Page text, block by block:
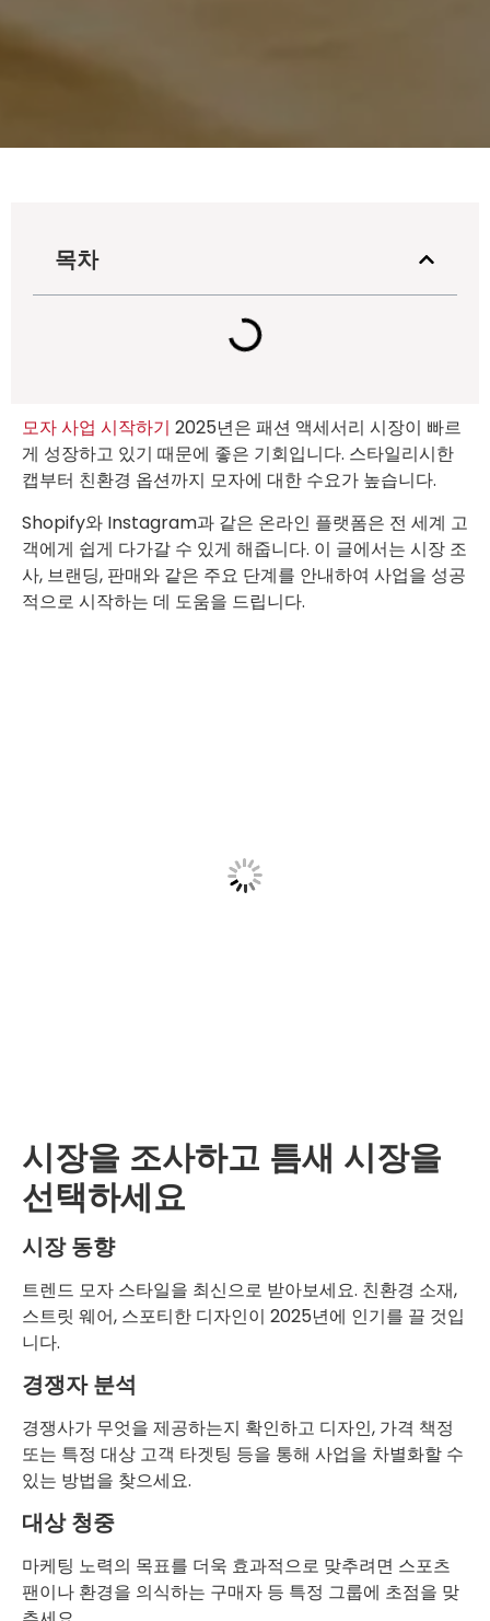
모자 사업 시작하기 2025년은 패션 액세서리 시장이 빠르
게 성장하고 있기 때문에 좋은 기회입니다. 스타일리시한
캡부터 친환경 옵션까지 모자에 대한 수요가 높습니다.
Shopify와 Instagram과 같은 온라인 플랫폼은 전 세계 고
객에게 쉽게 다가갈 수 있게 해줍니다. 이 글에서는 시장 조
사, 브랜딩, 판매와 같은 주요 단계를 안내하여 사업을 성공
적으로 시작하는 데 도움을 드립니다.
시장을 조사하고 틈새 시장을
선택하세요
시장 동향
트렌드 모자 스타일을 최신으로 받아보세요. 친환경 소재,
스트릿 웨어, 스포티한 디자인이 2025년에 인기를 끌 것입
니다.
경쟁자 분석
경쟁사가 무엇을 제공하는지 확인하고 디자인, 가격 책정
또는 특정 대상 고객 타겟팅 등을 통해 사업을 차별화할 수
있는 방법을 찾으세요.
대상 청중
마케팅 노력의 목표를 더욱 효과적으로 맞추려면 스포츠
팬이나 환경을 의식하는 구매자 등 특정 그룹에 초점을 맞
목차